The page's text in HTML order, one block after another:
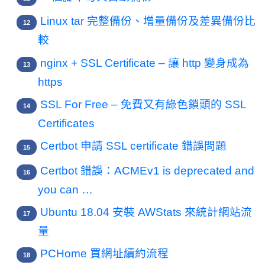
Linux tar 完整備份、增量備份及差異備份比
較
nginx + SSL Certificate – 讓 http 變身成為
https
SSL For Free – 免費又有綠色鎖頭的 SSL
Certificates
Certbot 申請 SSL certificate 錯誤問題
Certbot 錯誤：ACMEv1 is deprecated and
you can …
Ubuntu 18.04 安裝 AWStats 來統計網站流
量
PCHome 買網址續約流程